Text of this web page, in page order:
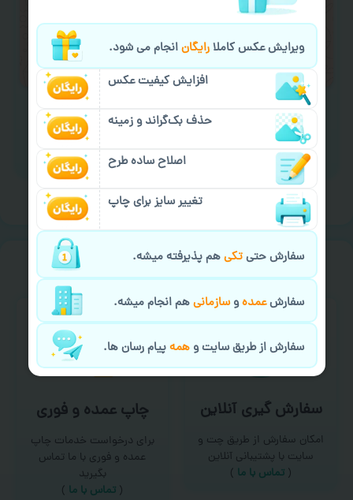
لازم را انجام دهید.
ایمیل جهت ثبت یا پیگیری سفارش:
aks4chap.com@gmail.com
برای ارسال پیام کلیک کنید
خیالت راحت ازسفارش گیری
سفارش گیری آنلاین
امکان سفارش از طریق چت و
سایت با پشتیبانی آنلاین
( تماس با ما‌ )
چاپ عمده و فوری
برای درخواست خدمات چاپ
عمده و فوری با ما تماس
بگیرید
( تماس با ما )
ویرایش عکس کاملارایگانانجام می شود.
افزایش کیفیت عکس
حذف بک‌گراند و زمینه
اصلاح ساده طرح
تغییر سایز برای چاپ
سفارش حتیتکیهم پذیرفته میشه.
سفارشعمدهوسازمانیهم انجام میشه.
سفارش از طریق سایت وهمهپیام رسان ها.